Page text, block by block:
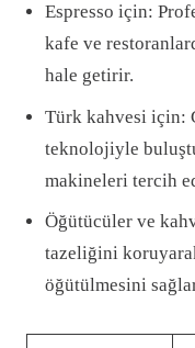
Espresso için:
kafe ve
hale getirir.
Türk kahvesi için:
teknolojiyle
makineleri tercih
Öğütücüler ve
tazeliğini
öğütülmesini